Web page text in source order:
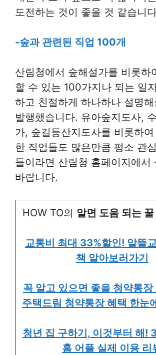
도전하는 것이 좋을 것 같습니
-숲과 관련된 직업 100개
산림청에서 숲해설가를 비롯하
할 수 있는 100가지나 되는 일
하고 친절하게 하나하나 설명
발행했습니다. 유아숲지도사,
가, 숲길등산지도사를 비롯하
한 직업들도 많은만큼 평소 관
들이라면 산림청 홈페이지에서
바랍니다.
HOW TO의 알면 도움 되는
교통비 최대 33%할인! 알뜰
책 알아보러가기
꼭 알고 있으면 좋을 청약통장
주택드림 청약통장 혜택 한눈
청년 집 구하기, 이것부터 해!
홈 어플 실제 이용 리